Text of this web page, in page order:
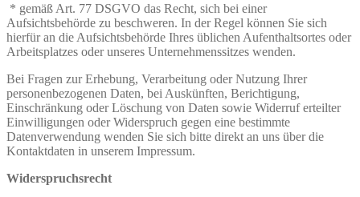
* gemäß Art. 77 DSGVO das Recht, sich bei einer
Aufsichtsbehörde zu beschweren. In der Regel können Sie sich
hierfür an die Aufsichtsbehörde Ihres üblichen Aufenthaltsortes oder
Arbeitsplatzes oder unseres Unternehmenssitzes wenden.
Bei Fragen zur Erhebung, Verarbeitung oder Nutzung Ihrer
personenbezogenen Daten, bei Auskünften, Berichtigung,
Einschränkung oder Löschung von Daten sowie Widerruf erteilter
Einwilligungen oder Widerspruch gegen eine bestimmte
Datenverwendung wenden Sie sich bitte direkt an uns über die
Kontaktdaten in unserem Impressum.
Widerspruchsrecht